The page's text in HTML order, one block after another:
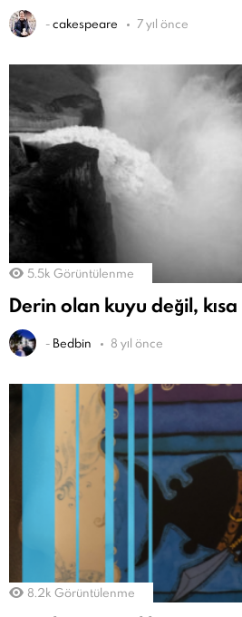
-cakespeare 7 yıl önce
5.5k Görüntülenme
Derin olan kuyu değil,
- Bedbin 8 yıl önce
8.2k Görüntülenme